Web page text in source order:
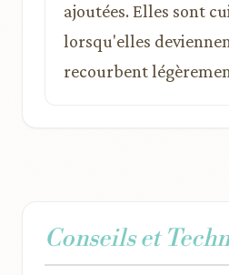
ajoutées. Elles sont
lorsqu'elles
recourbent
Conseils et